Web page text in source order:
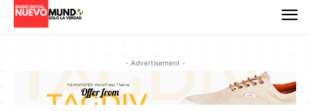
- Advertisement -